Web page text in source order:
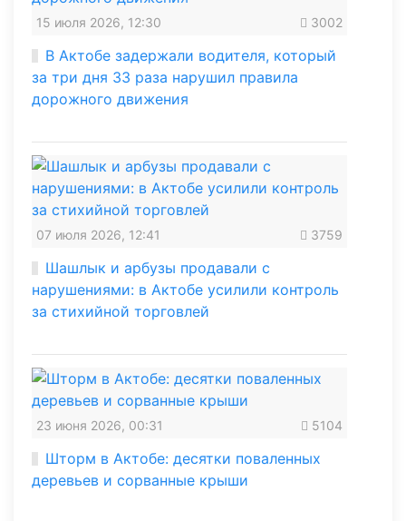
15 июля 2026, 12:30 3002
В Актобе задержали водителя, который
за три дня 33 раза нарушил правила
дорожного движения
07 июля 2026, 12:41 3759
Шашлык и арбузы продавали с
нарушениями: в Актобе усилили контроль
за стихийной торговлей
23 июня 2026, 00:31 5104
Шторм в Актобе: десятки поваленных
деревьев и сорванные крыши